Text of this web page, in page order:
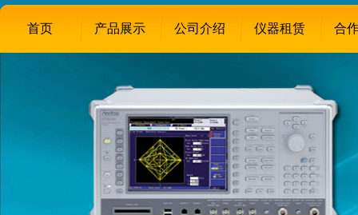
首页 产品展示 公司介绍 仪器租赁 合